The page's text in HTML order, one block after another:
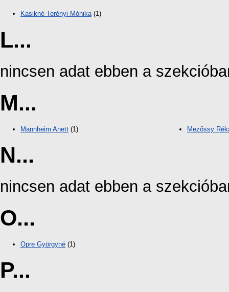
Kasikné Terényi Mónika(1)
L...
nincsen adat ebben a
M...
Mannheim Anett (1) Mezőssy
N...
nincsen adat ebben a
O...
Opre Györgyné (1)
P...